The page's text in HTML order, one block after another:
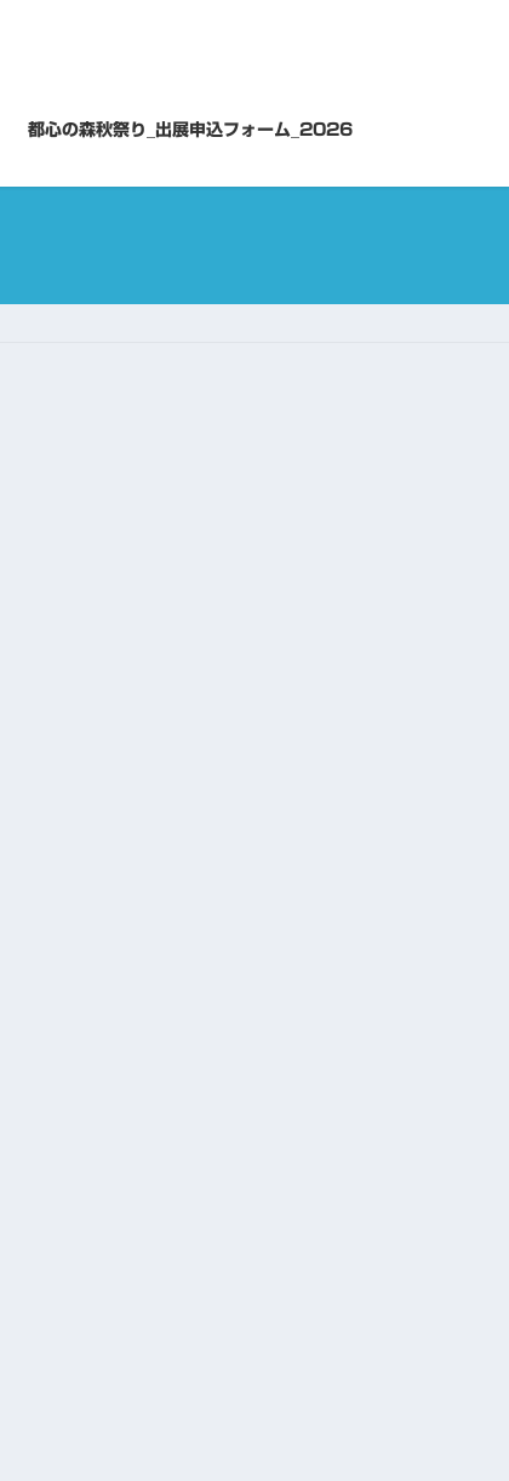
都心の森秋祭り_出展申込フォーム_2026